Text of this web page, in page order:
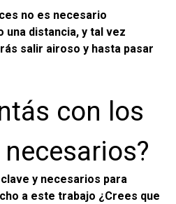
no es necesario
una distancia, y tal vez
salir airoso y hasta pasar
con los
y necesarios para
a este trabajo ¿Crees que